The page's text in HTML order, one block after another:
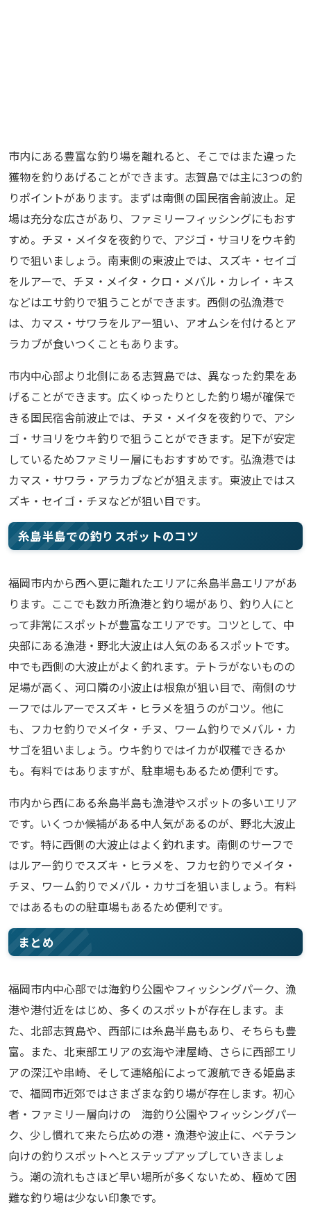
市内にある豊富な釣り場を離れると、そこではまた違った
獲物を釣りあげることができます。志賀島では主に3つの釣
りポイントがあります。まずは南側の国民宿舎前波止。足
場は充分な広さがあり、ファミリーフィッシングにもおす
すめ。チヌ・メイタを夜釣りで、アジゴ・サヨリをウキ釣
りで狙いましょう。南東側の東波止では、スズキ・セイゴ
をルアーで、チヌ・メイタ・クロ・メバル・カレイ・キス
などはエサ釣りで狙うことができます。西側の弘漁港で
は、カマス・サワラをルアー狙い、アオムシを付けるとア
ラカブが食いつくこともあります。
市内中心部より北側にある志賀島では、異なった釣果をあ
げることができます。広くゆったりとした釣り場が確保で
きる国民宿舎前波止では、チヌ・メイタを夜釣りで、アシ
ゴ・サヨリをウキ釣りで狙うことができます。足下が安定
しているためファミリー層にもおすすめです。弘漁港では
カマス・サワラ・アラカブなどが狙えます。東波止ではス
ズキ・セイゴ・チヌなどが狙い目です。
糸島半島での釣りスポットのコツ
福岡市内から西へ更に離れたエリアに糸島半島エリアがあ
ります。ここでも数カ所漁港と釣り場があり、釣り人にと
って非常にスポットが豊富なエリアです。コツとして、中
央部にある漁港・野北大波止は人気のあるスポットです。
中でも西側の大波止がよく釣れます。テトラがないものの
足場が高く、河口隣の小波止は根魚が狙い目で、南側のサ
ーフではルアーでスズキ・ヒラメを狙うのがコツ。他に
も、フカセ釣りでメイタ・チヌ、ワーム釣りでメバル・カ
サゴを狙いましょう。ウキ釣りではイカが収穫できるか
も。有料ではありますが、駐車場もあるため便利です。
市内から西にある糸島半島も漁港やスポットの多いエリア
です。いくつか候補がある中人気があるのが、野北大波止
です。特に西側の大波止はよく釣れます。南側のサーフで
はルアー釣りでスズキ・ヒラメを、フカセ釣りでメイタ・
チヌ、ワーム釣りでメバル・カサゴを狙いましょう。有料
ではあるものの駐車場もあるため便利です。
まとめ
福岡市内中心部では海釣り公園やフィッシングパーク、漁
港や港付近をはじめ、多くのスポットが存在します。ま
た、北部志賀島や、西部には糸島半島もあり、そちらも豊
富。また、北東部エリアの玄海や津屋崎、さらに西部エリ
アの深江や串崎、そして連絡船によって渡航できる姫島ま
で、福岡市近郊ではさまざまな釣り場が存在します。初心
者・ファミリー層向けの 海釣り公園やフィッシングパー
ク、少し慣れて来たら広めの港・漁港や波止に、ベテラン
向けの釣りスポットへとステップアップしていきましょ
う。潮の流れもさほど早い場所が多くないため、極めて困
難な釣り場は少ない印象です。